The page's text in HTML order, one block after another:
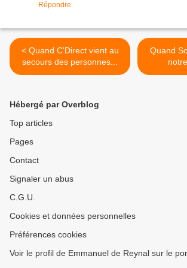
Répondre
< Quand C'Direct vient au
secours des personnes...
Quand
Hébergé par Overblog
Top articles
Pages
Contact
Signaler un abus
C.G.U.
Cookies et données personnelles
Préférences cookies
Voir le profil de Emmanuel de Reynal sur le